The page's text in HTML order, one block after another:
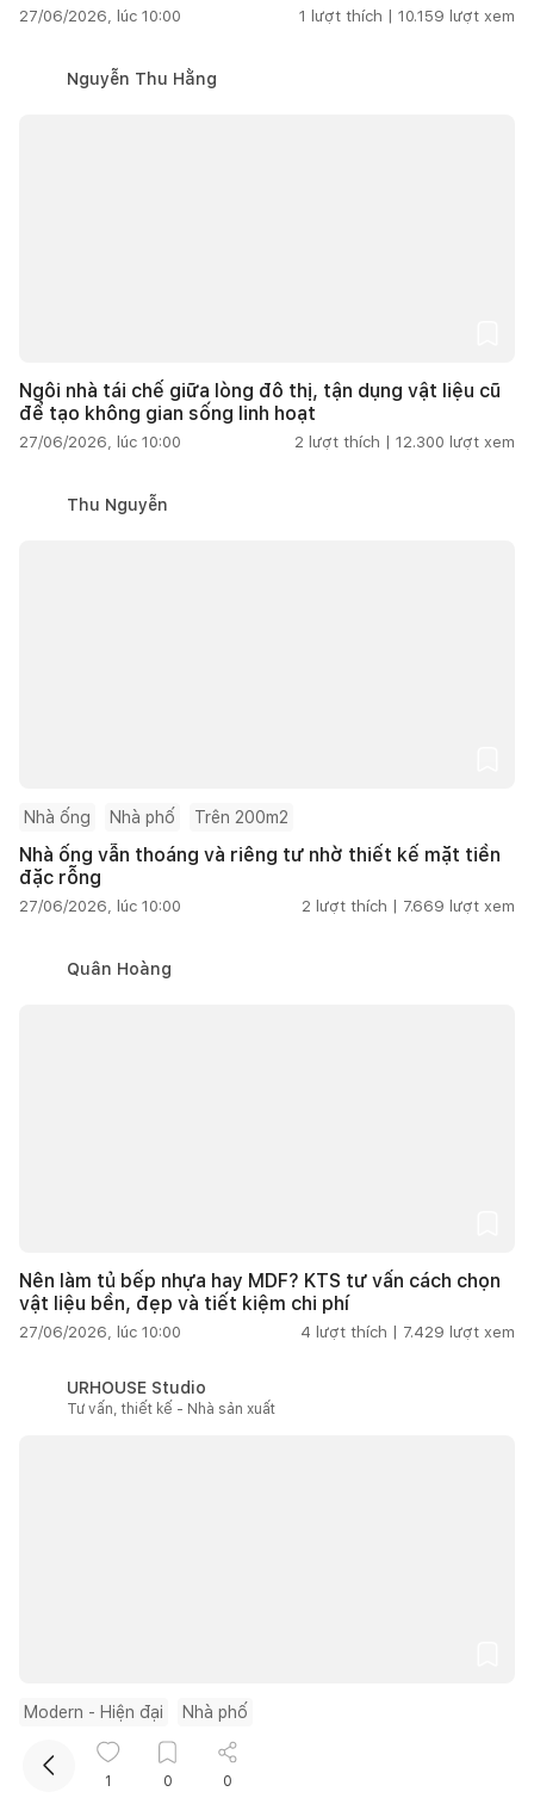
27/06/2026, lúc 10:00 1 lượt thích | 10.159 lượt xem
Nguyễn Thu Hằng
Ngôi nhà tái chế giữa lòng đô thị, tận dụng vật liệu cũ
để tạo không gian sống linh hoạt
27/06/2026, lúc 10:00 2 lượt thích | 12.300 lượt xem
Thu Nguyễn
Nhà ống Nhà phố Trên 200m2
Nhà ống vẫn thoáng và riêng tư nhờ thiết kế mặt tiền
đặc rỗng
27/06/2026, lúc 10:00 2 lượt thích | 7.669 lượt xem
Quân Hoàng
Nên làm tủ bếp nhựa hay MDF? KTS tư vấn cách chọn
vật liệu bền, đẹp và tiết kiệm chi phí
27/06/2026, lúc 10:00 4 lượt thích | 7.429 lượt xem
URHOUSE Studio
Tư vấn, thiết kế - Nhà sản xuất
Modern - Hiện đại Nhà phố
Mô hình villa nghỉ dưỡng ở Phan Thiết theo đuổi thiết
kế thô mộc và vẻ đẹp nguyên bản
1 0 0